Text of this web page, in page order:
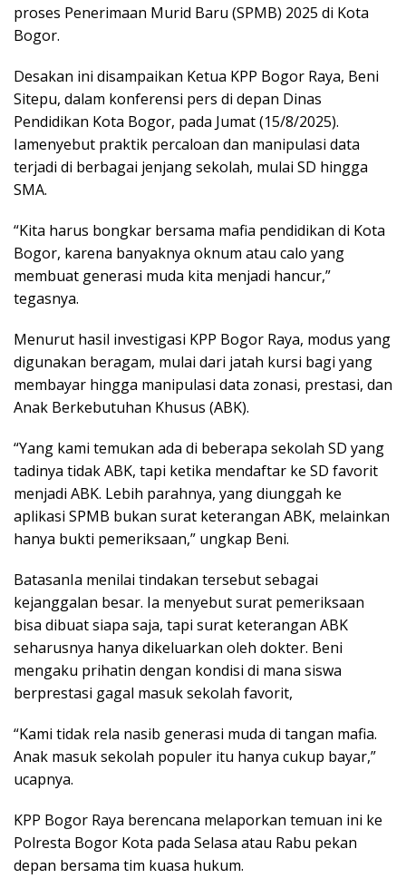
proses Penerimaan Murid Baru (SPMB) 2025 di Kota
Bogor.
Desakan ini disampaikan Ketua KPP Bogor Raya, Beni
Sitepu, dalam konferensi pers di depan Dinas
Pendidikan Kota Bogor, pada Jumat (15/8/2025).
Iamenyebut praktik percaloan dan manipulasi data
terjadi di berbagai jenjang sekolah, mulai SD hingga
SMA.
“Kita harus bongkar bersama mafia pendidikan di Kota
Bogor, karena banyaknya oknum atau calo yang
membuat generasi muda kita menjadi hancur,”
tegasnya.
Menurut hasil investigasi KPP Bogor Raya, modus yang
digunakan beragam, mulai dari jatah kursi bagi yang
membayar hingga manipulasi data zonasi, prestasi, dan
Anak Berkebutuhan Khusus (ABK).
“Yang kami temukan ada di beberapa sekolah SD yang
tadinya tidak ABK, tapi ketika mendaftar ke SD favorit
menjadi ABK. Lebih parahnya, yang diunggah ke
aplikasi SPMB bukan surat keterangan ABK, melainkan
hanya bukti pemeriksaan,” ungkap Beni.
BatasanIa menilai tindakan tersebut sebagai
kejanggalan besar. Ia menyebut surat pemeriksaan
bisa dibuat siapa saja, tapi surat keterangan ABK
seharusnya hanya dikeluarkan oleh dokter. Beni
mengaku prihatin dengan kondisi di mana siswa
berprestasi gagal masuk sekolah favorit,
“Kami tidak rela nasib generasi muda di tangan mafia.
Anak masuk sekolah populer itu hanya cukup bayar,”
ucapnya.
KPP Bogor Raya berencana melaporkan temuan ini ke
Polresta Bogor Kota pada Selasa atau Rabu pekan
depan bersama tim kuasa hukum.